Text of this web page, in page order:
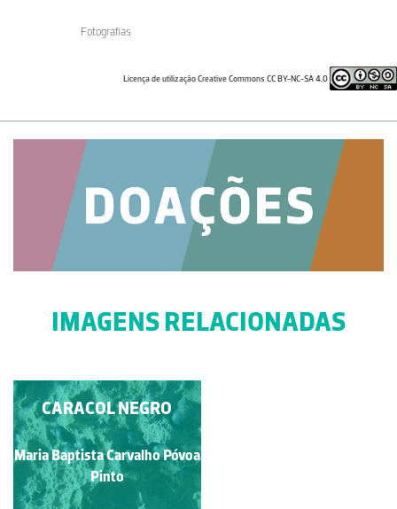
Fotografias
Licença de utilização Creative Commons CC BY-NC-SA 4.0
IMAGENS RELACIONADAS
MORRIÃO (ANAGALIS
ARVENSIS L. FAMÍLIA
PRIMULACEAE)
Maria Baptista Carvalho
Póvoa Pinto
CARACOL NEGRO
Maria Baptista Carvalho Póvoa
Pinto